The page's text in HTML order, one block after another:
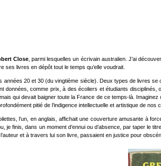
Close, parmi lesquelles un écrivain australien. J’ai
ses livres en dépôt tout le temps qu’elle voudrait.
années 20 et 30 (du vingtième siècle). Deux types de livres
comme prix, à des écoliers et étudiants
qui devait baigner toute la France de ce temps-là.
pitié de l’indigence intellectuelle et artistique de
l’un, en anglais, affichait une couverture amusante à
je finis, dans un moment d’ennui ou d’absence, par taper le
et à travers lui son livre, passaient en justice pour